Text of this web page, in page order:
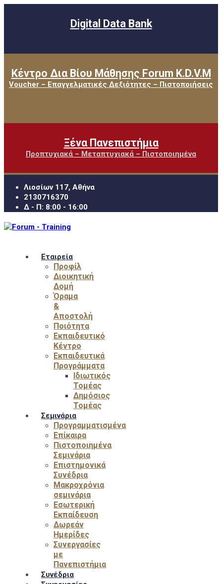
Digital Data Bank
Κέντρο Δια Βίου Μάθησης Forum K.D.V.M
Voucher – Επαγγελματικές Δεξιότητες – Πιστοποιήσεις
Ξένα Πανεπιστήμια
Προπτυχιακά – Μεταπτυχιακά – Πιστοποιημένα
Λιοσίων 117, Αθήνα
2130716370
Δ - Π: 8:00 - 16:00
Εταιρεία
Προφίλ
Διοικητική
Δομή
Όραμα
&
Αποστολή
Ποιότητα
Εκπαιδευτικό
Κέντρο
Εκπαιδευτικά
Προγράμματα
Ιδιωτικός
Τομέας
Δημόσιος
Τομέας
Σεμινάρια
Προγραμματισμένα
Επίκαιρα
Πιστοποιημένα
Σεμινάρια
Επιστημονικά
Συνέδρια
Μακροχρόνια
σεμινάρια
Εσωτερική
Εκπαίδευση
Δωρεάν
Ημερίδες
Συνεργασίες
με
Πανεπιστήμια
Συνέδρια